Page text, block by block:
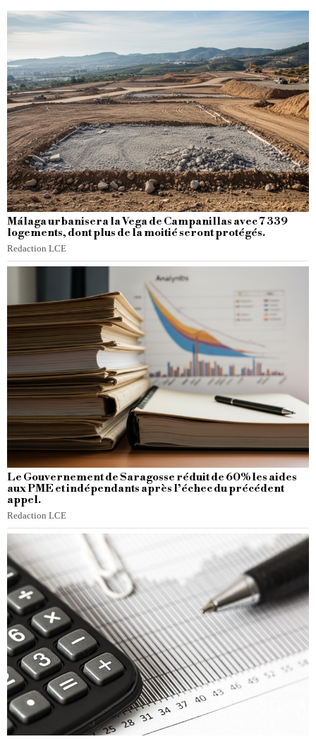
Málaga urbanisera la Vega de Campanillas avec 7 339
logements, dont plus de la moitié seront protégés.
Redaction LCE
Le Gouvernement de Saragosse réduit de 60% les aides
aux PME et indépendants après l’échec du précédent
appel.
Redaction LCE